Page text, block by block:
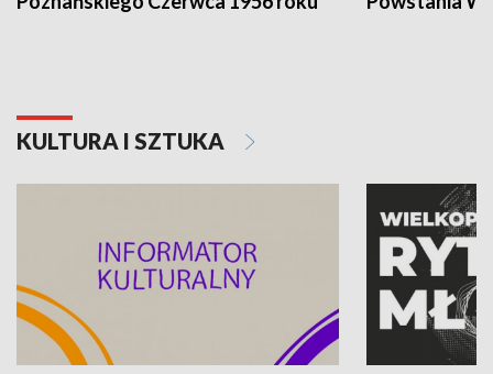
KULTURA I SZTUKA